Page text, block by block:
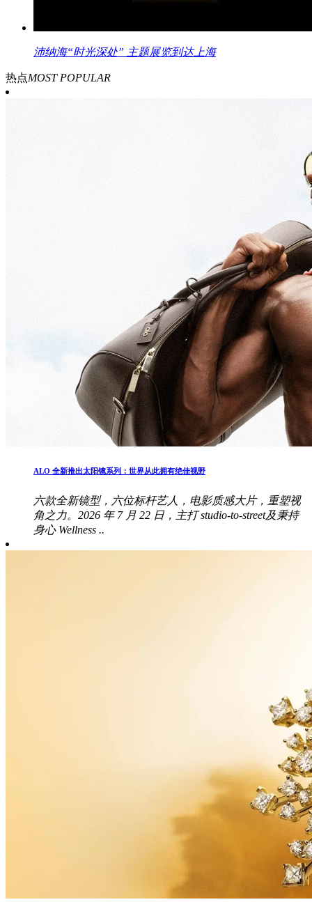
沛纳海“时光深处” 主题展览到达上海
热点MOST POPULAR
ALO 全新推出太阳镜系列：世界从此拥有绝佳视野
六款全新镜型，六位标杆艺人，电影质感大片，重塑视
角之力。2026 年 7 月 22 日，主打 studio-to-street及秉持
身心 Wellness ..